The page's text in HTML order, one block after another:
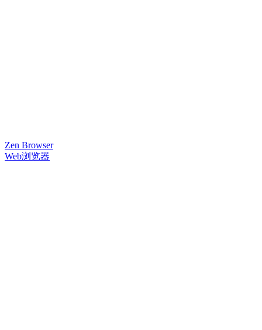
Zen Browser
Web浏览器